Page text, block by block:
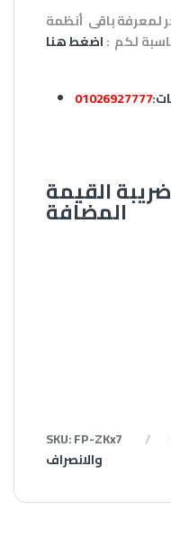
لمعرفة باقى أنظمة
لكم :اضغط هنا
:
01026927777
14% ضريبة القيمة
المضافة
SKU:FP-ZKx7
والانصراف